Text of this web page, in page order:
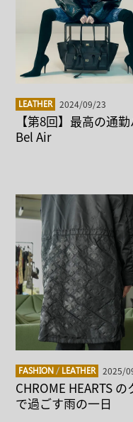
LEATHER 2024/09/23
【第8回】最高の通
Bel Air
FASHION / LEATHER 2025/
CHROME HEARTS
で過ごす雨の一日